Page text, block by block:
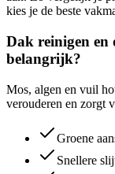
kies je de beste
Dak reinigen en
belangrijk?
Mos, algen en vuil
verouderen en zorgt
Groene
Snellere